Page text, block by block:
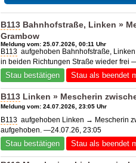
B113 Bahnhofstraße, Linken »
Grambow
Meldung vom: 25.07.2026, 00:11 Uhr
B113 aufgehoben Bahnhofstraße,
in beiden Richtungen Straße wieder frei
Stau bestätigen Stau als beendet
B113 Linken » Mescherin
Meldung vom: 24.07.2026, 23:05 Uhr
B113 aufgehoben Linken → Mescherin
aufgehoben. —24.07.26, 23:05
Stau bestätigen Stau als beendet